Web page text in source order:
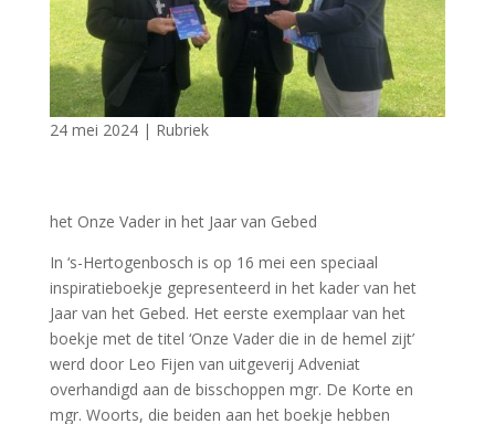
24 mei 2024| Rubriek
het Onze Vader in het Jaar van Gebed
In ‘s-Hertogenbosch is op 16 mei een speciaal
inspiratieboekje gepresenteerd in het kader van het
Jaar van het Gebed. Het eerste exemplaar van het
boekje met de titel ‘Onze Vader die in de hemel zijt’
werd door Leo Fijen van uitgeverij Adveniat
overhandigd aan de bisschoppen mgr. De Korte en
mgr. Woorts, die beiden aan het boekje hebben